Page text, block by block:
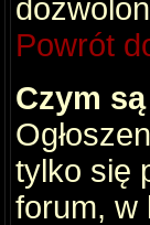
Powrót
Czym
tylko się
forum, w